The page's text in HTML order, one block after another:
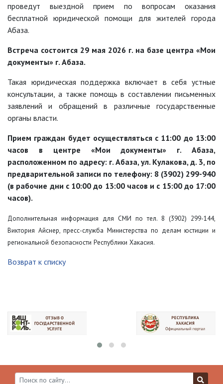
проведут выездной прием по вопросам оказания
бесплатной юридической помощи для жителей города
Абаза.
Встреча состоится 29 мая 2026 г. на базе центра «Мои
документы» г. Абаза.
Такая юридическая поддержка включает в себя устные
консультации, а также помощь в составлении письменных
заявлений и обращений в различные государственные
органы власти.
Прием граждан будет осуществляться с 11:00 до 13:00
часов в центре «Мои документы» г. Абаза,
расположенном по адресу: г. Абаза, ул. Кулакова, д. 3, по
предварительной записи по телефону: 8 (3902) 299-940
(в рабочие дни с 10:00 до 13:00 часов и с 15:00 до 17:00
часов).
Дополнительная информация для СМИ по тел. 8 (3902) 299-144,
Виктория Айснер, пресс-служба Министерства по делам юстиции и
региональной безопасности Республики Хакасия.
Возврат к списку